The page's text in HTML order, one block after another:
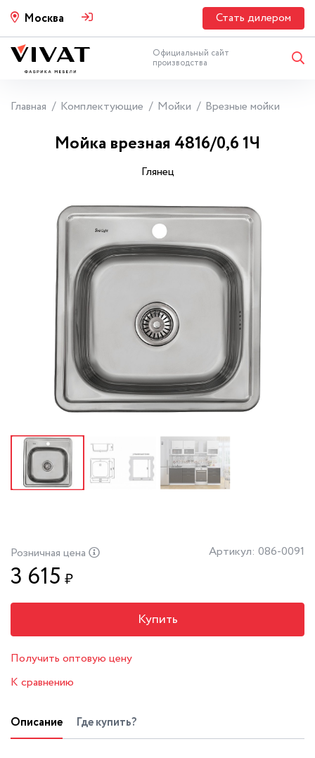
Москва Стать дилером
Официальный сайт
производства
Главная Комплектующие Мойки Врезные мойки
Мойка врезная 4816/0,6 1Ч
Глянец
Розничная цена
3 615 ₽
Артикул: 086-0091
Купить
Получить оптовую цену
К сравнению
Описание Где купить?